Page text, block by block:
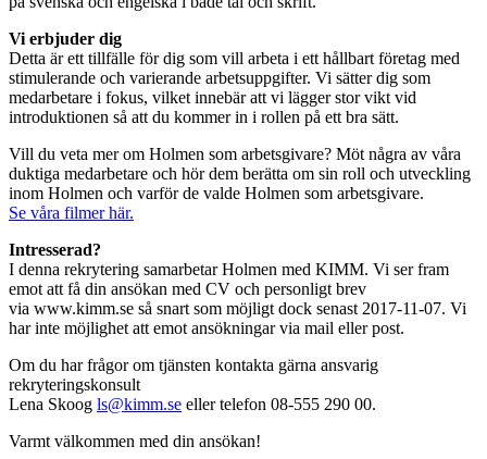
Vi erbjuder dig
Detta är ett tillfälle för dig som vill arbeta i ett hållbart företag med
stimulerande och varierande arbetsuppgifter. Vi sätter dig som
medarbetare i fokus, vilket innebär att vi lägger stor vikt vid
introduktionen så att du kommer in i rollen på ett bra sätt.
Vill du veta mer om Holmen som arbetsgivare? Möt några av våra
duktiga medarbetare och hör dem berätta om sin roll och utveckling
inom Holmen och varför de valde Holmen som arbetsgivare.
Se våra filmer här.
Intresserad?
I denna rekrytering samarbetar Holmen med KIMM. Vi ser fram
emot att få din ansökan med CV och personligt brev
via www.kimm.se så snart som möjligt dock senast 2017-11-07. Vi
har inte möjlighet att emot ansökningar via mail eller post.
Om du har frågor om tjänsten kontakta gärna ansvarig
rekryteringskonsult
Lena Skoog ls@kimm.se eller telefon 08-555 290 00.
Varmt välkommen med din ansökan!